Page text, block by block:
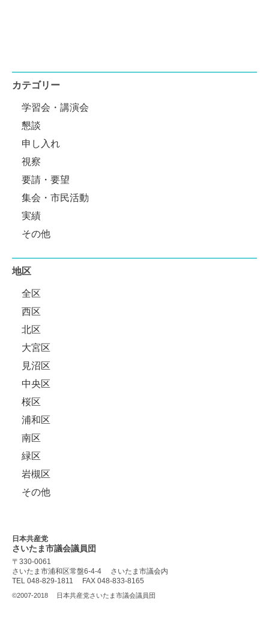
カテゴリー
学習会・講演会
懇談
申し入れ
視察
要請・要望
集会・市民活動
実績
その他
地区
全区
西区
北区
大宮区
見沼区
中央区
桜区
浦和区
南区
緑区
岩槻区
その他
日本共産党
さいたま市議会議員団
〒330-0061
さいたま市浦和区常盤6-4-4
さいたま市議会内
TEL 048-829-1811
FAX 048-833-8165
©2007-2018 日本共産党さいたま市議会議員団